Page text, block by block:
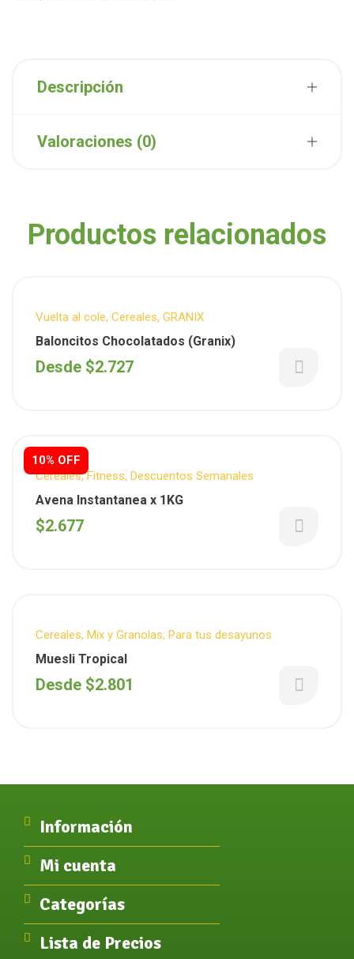
Descripción
Valoraciones (0)
Productos relacionados
Vuelta al cole, Cereales, GRANIX
Baloncitos Chocolatados (Granix)
Desde $2.727
10% OFF
Cereales,Fitness, Descuentos Semanales
Avena Instantanea x 1KG
$2.677
Cereales, Mix y Granolas, Para tus desayunos
Muesli Tropical
Desde $2.801
Información
Mi cuenta
Categorías
Lista de Precios